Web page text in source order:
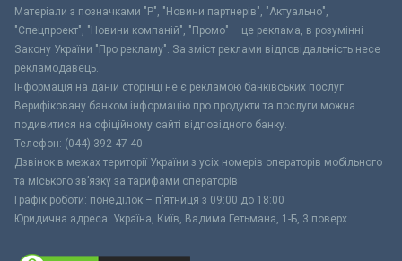
Матеріали з позначками "Р", "Новини партнерів", "Актуально",
"Спецпроект", "Новини компаній", "Промо" – це реклама, в розумінні
Закону України "Про рекламу". За зміст реклами відповідальність несе
рекламодавець.
Інформація на даній сторінці не є рекламою банківських послуг.
Верифіковану банком інформацію про продукти та послуги можна
подивитися на офіційному сайті відповідного банку.
Телефон: (044) 392-47-40
Дзвінок в межах території України з усіх номерів операторів мобільного
та міського зв’язку за тарифами операторів
Графік роботи: понеділок – п’ятниця з 09:00 до 18:00
Юридична адреса: Україна, Київ, Вадима Гетьмана, 1-Б, 3 поверх